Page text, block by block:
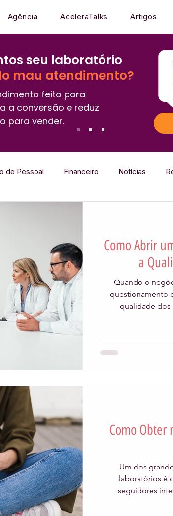
Agência AceleraTalks Artigos
seu laboratório
mau atendimento?
feito para
a conversão e reduz
para vender.
de Pessoal Financeiro Notícias
Técnica Publieditorial
Aceleratalks Vendas
Como Abrir
a
Quando o
questionamento
qualidade dos
Como Obter
Um dos
laboratórios é